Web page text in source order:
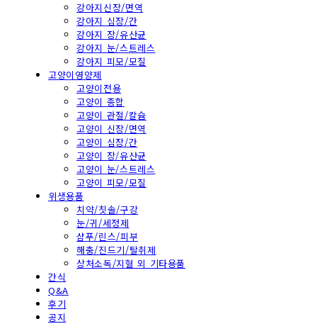
강아지신장/면역
강아지 심장/간
강아지 장/유산균
강아지 눈/스트레스
강아지 피모/모질
고양이영양제
고양이전용
고양이 종합
고양이 관절/칼슘
고양이 신장/면역
고양이 심장/간
고양이 장/유산균
고양이 눈/스트레스
고양이 피모/모질
위생용품
치약/칫솔/구강
눈/귀/세정제
샴푸/린스/피부
해충/진드기/탈취제
상처소독/지혈 외 기타용품
간식
Q&A
후기
공지